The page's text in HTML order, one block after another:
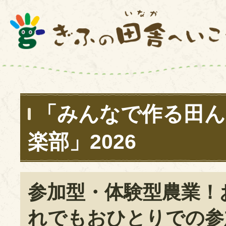
「みんなで作る田
楽部」2026
参加型・体験型農業
れでもおひとりでの